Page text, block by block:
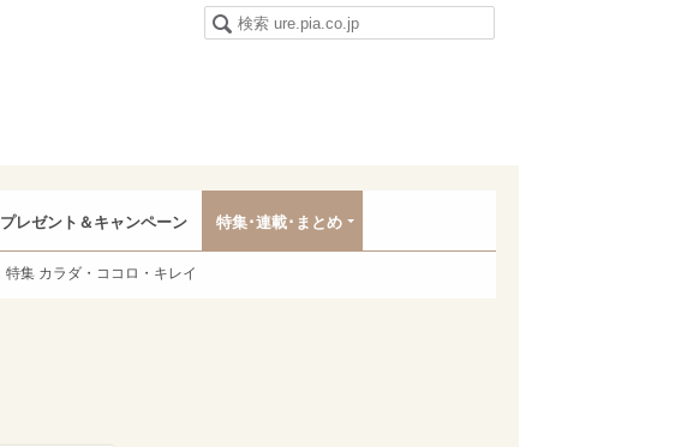
プレゼント＆キャンペーン 特集･連載･まとめ
特集 カラダ・ココロ・キレイ